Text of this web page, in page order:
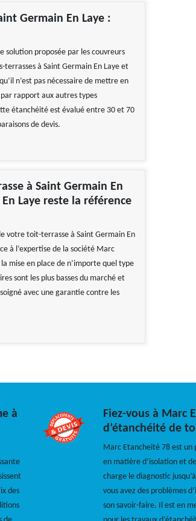
Germain En Laye :
solution proposée par les couvreurs
à Saint Germain En Laye et
n’est pas nécessaire de mettre en
rapport aux autres types
étanchéité est évalué entre 30 et 70
de devis.
à Saint Germain En
Laye reste la référence
votre toit-terrasse à Saint Germain En
à l’expertise de la société Marc
mise en place de n’importe quel type
sont les plus basses du marché et
avec une garantie contre les
à
des
Fiez-vous à Marc
d’étanchéité de
Marc Etancheité 78 est un
en matière d’isolation et
charge le diagnostic
vous avez des problèmes
son savoir-faire. Il est en